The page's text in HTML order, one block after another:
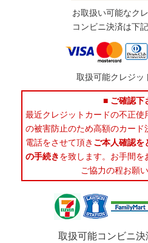
お取扱い可能なク
コンビニ決済は下
取扱可能クレジッ
■ ご確認下
最近クレジットカードの不正
の被害防止のため高額のカー
電話をさせて頂き ご本人確認を
の手続きを致します。お手間を
ご協力の程お願
取扱可能コンビニ決